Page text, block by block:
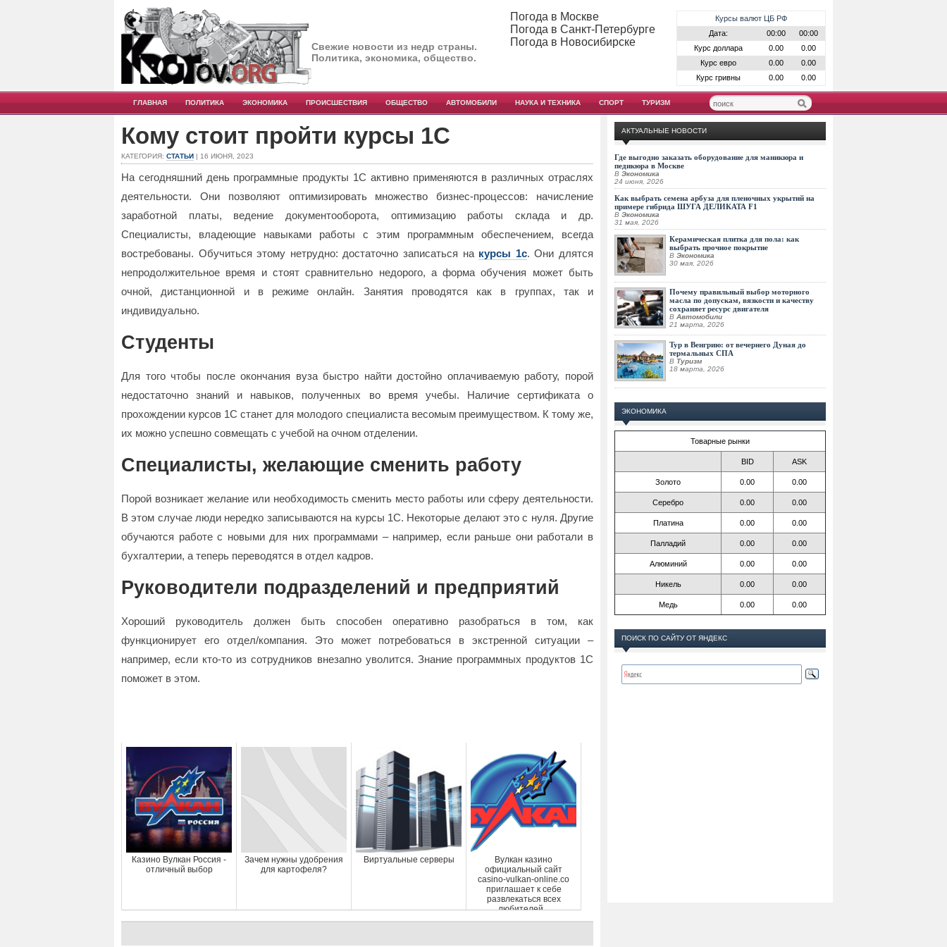
Свежие новости из недр страны.
Политика, экономика, общество.
Курсы валют ЦБ РФ
Дата:
00:00
00:00
Курс доллара
0.00
0.00
Курс евро
0.00
0.00
Курс гривны
0.00 0.00
Погода в Москве
Погода в Санкт-Петербурге
Погода в Новосибирске
ГЛАВНАЯ ПОЛИТИКА ЭКОНОМИКА ПРОИСШЕСТВИЯ ОБЩЕСТВО АВТОМОБИЛИ НАУКА И ТЕХНИКА СПОРТ ТУРИЗМ
Кому стоит пройти курсы 1С
КАТЕГОРИЯ: СТАТЬИ | 16 ИЮНЯ, 2023
На сегодняшний день программные продукты 1С активно применяются в различных отраслях
деятельности. Они позволяют оптимизировать множество бизнес-процессов: начисление
заработной платы, ведение документооборота, оптимизацию работы склада и др.
Специалисты, владеющие навыками работы с этим программным обеспечением, всегда
востребованы. Обучиться этому нетрудно: достаточно записаться на курсы 1с. Они длятся
непродолжительное время и стоят сравнительно недорого, а форма обучения может быть
очной, дистанционной и в режиме онлайн. Занятия проводятся как в группах, так и
индивидуально.
Студенты
Для того чтобы после окончания вуза быстро найти достойно оплачиваемую работу, порой
недостаточно знаний и навыков, полученных во время учебы. Наличие сертификата о
прохождении курсов 1С станет для молодого специалиста весомым преимуществом. К тому же,
их можно успешно совмещать с учебой на очном отделении.
Специалисты, желающие сменить работу
Порой возникает желание или необходимость сменить место работы или сферу деятельности.
В этом случае люди нередко записываются на курсы 1С. Некоторые делают это с нуля. Другие
обучаются работе с новыми для них программами – например, если раньше они работали в
бухгалтерии, а теперь переводятся в отдел кадров.
Руководители подразделений и предприятий
Хороший руководитель должен быть способен оперативно разобраться в том, как
функционирует его отдел/компания. Это может потребоваться в экстренной ситуации –
например, если кто-то из сотрудников внезапно уволится. Знание программных продуктов 1С
поможет в этом.
Казино Вулкан Россия -
отличный выбор
Зачем нужны удобрения
для картофеля?
Виртуальные серверы
Вулкан казино
официальный сайт
casino-vulkan-online.co
приглашает к себе
развлекаться всех
любителей...
АКТУАЛЬНЫЕ НОВОСТИ
Где выгодно заказать оборудование для маникюра и
педикюра в Москве
В Экономика
24 июня, 2026
Как выбрать семена арбуза для пленочных укрытий на
примере гибрида ШУГА ДЕЛИКАТА F1
В Экономика
31 мая, 2026
Керамическая плитка для пола: как
выбрать прочное покрытие
В Экономика
30 мая, 2026
Почему правильный выбор моторного
масла по допускам, вязкости и качеству
сохраняет ресурс двигателя
В Автомобили
21 марта, 2026
Тур в Венгрию: от вечернего Дуная до
термальных СПА
В Туризм
18 марта, 2026
ЭКОНОМИКА
Товарные рынки
BID ASK
Золото 0.00 0.00
Серебро 0.00 0.00
Платина 0.00 0.00
Палладий 0.00 0.00
Алюминий 0.00 0.00
Никель 0.00 0.00
Медь 0.00 0.00
ПОИСК ПО САЙТУ ОТ ЯНДЕКС